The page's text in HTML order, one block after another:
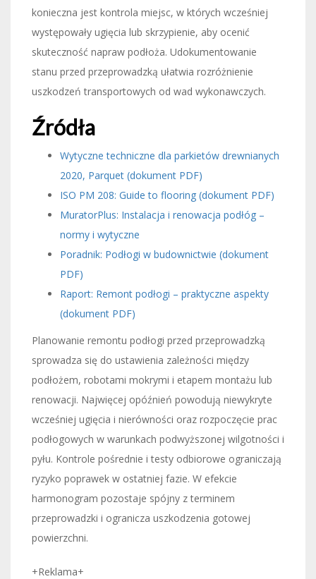
konieczna jest kontrola miejsc, w których wcześniej
występowały ugięcia lub skrzypienie, aby ocenić
skuteczność napraw podłoża. Udokumentowanie
stanu przed przeprowadzką ułatwia rozróżnienie
uszkodzeń transportowych od wad wykonawczych.
Źródła
Wytyczne techniczne dla parkietów drewnianych
2020, Parquet (dokument PDF)
ISO PM 208: Guide to flooring (dokument PDF)
MuratorPlus: Instalacja i renowacja podłóg –
normy i wytyczne
Poradnik: Podłogi w budownictwie (dokument
PDF)
Raport: Remont podłogi – praktyczne aspekty
(dokument PDF)
Planowanie remontu podłogi przed przeprowadzką
sprowadza się do ustawienia zależności między
podłożem, robotami mokrymi i etapem montażu lub
renowacji. Najwięcej opóźnień powodują niewykryte
wcześniej ugięcia i nierówności oraz rozpoczęcie prac
podłogowych w warunkach podwyższonej wilgotności i
pyłu. Kontrole pośrednie i testy odbiorowe ograniczają
ryzyko poprawek w ostatniej fazie. W efekcie
harmonogram pozostaje spójny z terminem
przeprowadzki i ogranicza uszkodzenia gotowej
powierzchni.
+Reklama+